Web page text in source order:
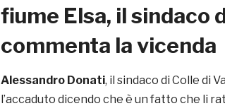
fiume Elsa, il sindaco
commenta la vicenda
Alessandro Donati, il sindaco di Colle di
l’accaduto dicendo che è un fatto che li